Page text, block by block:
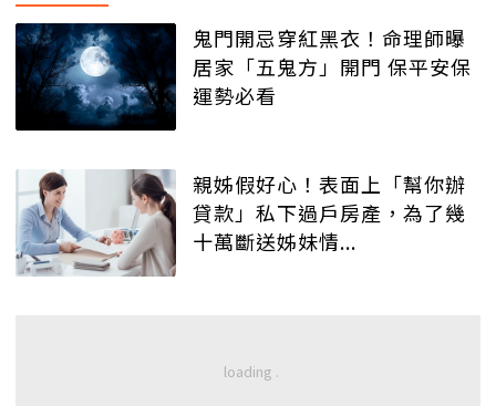
鬼門開忌穿紅黑衣！命理師曝
居家「五鬼方」開門 保平安保
運勢必看
親姊假好心！表面上「幫你辦
貸款」私下過戶房產，為了幾
十萬斷送姊妹情...